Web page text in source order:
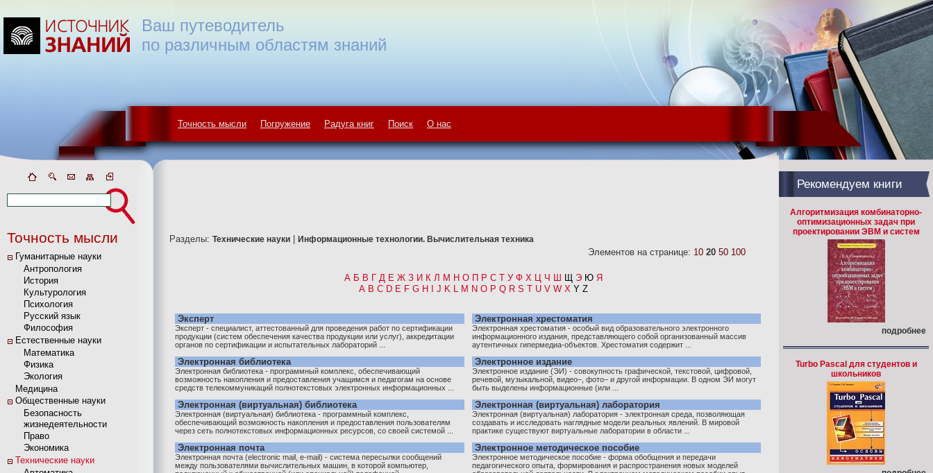
Точность мысли Погружение Радуга книг Поиск О нас
Ваш путеводитель
по различным областям знаний
Точность мысли
Гуманитарные науки
Антропология
История
Культурология
Психология
Русский язык
Философия
Естественные науки
Математика
Физика
Экология
Медицина
Общественные науки
Безопасность
жизнедеятельности
Право
Экономика
Технические науки
Разделы: Технические науки Информационные технологии. Вычислительная техника
Элементов на странице: 10 20 50 100
А Б В Г Д Е Ж З И К Л М Н О П Р С Т У Ф Х Ц Ч Ш Щ Э Ю Я
A B C D E F G H J K L M N O P Q R S T U V W X Y Z
Эксперт
Эксперт - специалист, аттестованный для проведения работ по сертификации
продукции (систем обеспечения качества продукции или услуг), аккредитации
органов по сертификации и испытательных лабораторий ...
Электронная хрестоматия
Электронная хрестоматия - особый вид образовательного электронного
информационного издания, представляющего собой организованный массив
аутентичных гипермедиа-объектов. Хрестоматия содержит ...
Электронная библиотека
Электронная библиотека - программный комплекс, обеспечивающий
возможность накопления и предоставления учащимся и педагогам на основе
средств телекоммуникаций полнотекстовых электронных информационных ...
Электронное издание
Электронное издание (ЭИ) - совокупность графической, текстовой, цифровой,
речевой, музыкальной, видео–, фото– и другой информации. В одном ЭИ могут
быть выделены информационные (или ...
Электронная (виртуальная) библиотека
Электронная (виртуальная) библиотека - программный комплекс,
обеспечивающий возможность накопления и предоставления пользователям
через сеть полнотекстовых информационных ресурсов, со своей системой ...
Электронная (виртуальная) лаборатория
Электронная (виртуальная) лаборатория - электронная среда, позволяющая
создавать и исследовать наглядные модели реальных явлений. В мировой
практике существуют виртуальные лаборатории в области ...
Электронная почта
Электронная почта (electronic mail, e-mail) - система пересылки сообщений
между пользователями вычислительных машин, в которой компьютер,
Электронное методическое пособие
Электронное методическое пособие - форма обобщения и передачи
педагогического опыта, формирования и распространения новых моделей
Рекомендуем книги
Алгоритмизация комбинаторно-
оптимизационных задач при
проектировании ЭВМ и систем
подробнее
Turbo Pascal для студентов и
школьников